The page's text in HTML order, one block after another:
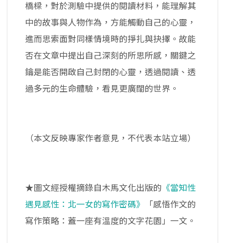
橋樑，對於測驗中提供的閱讀材料，能理解其
中的故事與人物作為，方能觸動自己的心靈，
進而思索面對同樣情境時的掙扎與抉擇。故能
否在文章中提出自己深刻的所思所感，關鍵之
鑰是能否開啟自己封閉的心靈，透過閱讀、透
過多元的生命體驗，看見更廣闊的世界。
（本文反映專家作者意見，不代表本站立場）
★圖文經授權摘錄自木馬文化出版的 《當知性
遇見感性：北一女的寫作密碼》
「感悟作文的
寫作策略：蓋一座有溫度的文字花園」一文。